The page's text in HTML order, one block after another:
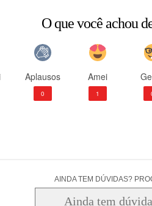
O que você achou
Aplausos
0
Amei
1
AINDA TEM DÚVIDAS?